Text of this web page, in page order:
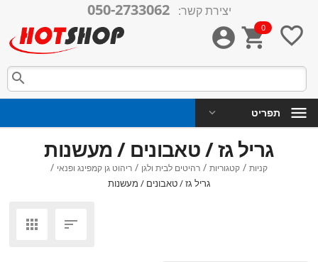
יצירת קשר: 050-2733062

0



תפריט
גריל גז / טאבונים / מעשנות
קניות / קטגוריות / רהיטים לבית ולגן / ריהוט גן קמפינג ופנאי /
גריל גז / טאבונים / מעשנות

